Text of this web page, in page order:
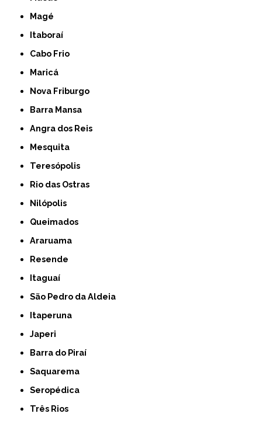
Magé
Itaboraí
Cabo Frio
Maricá
Nova Friburgo
Barra Mansa
Angra dos Reis
Mesquita
Teresópolis
Rio das Ostras
Nilópolis
Queimados
Araruama
Resende
Itaguaí
São Pedro da Aldeia
Itaperuna
Japeri
Barra do Piraí
Saquarema
Seropédica
Três Rios